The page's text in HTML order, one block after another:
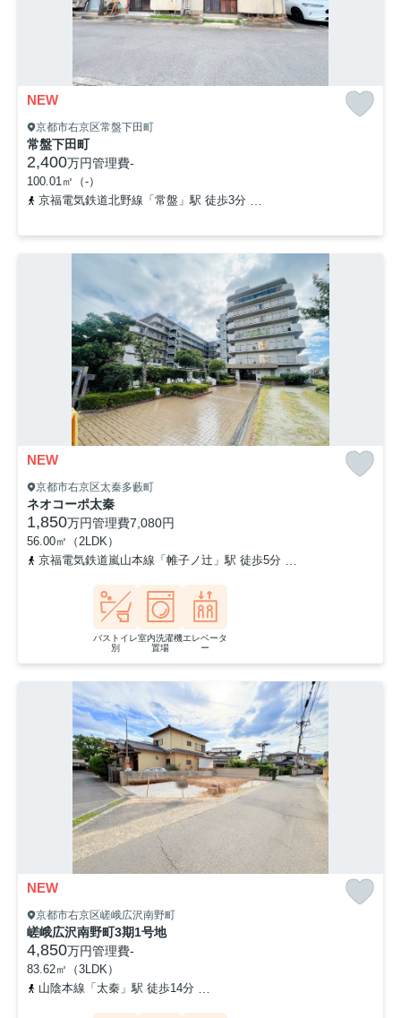
NEW
京都市右京区常盤下田町
常盤下田町
2,400万円管理費-
100.01㎡（-）
京福電気鉄道北野線「常盤」駅 徒歩3分
NEW
京都市右京区太秦多藪町
ネオコーポ太秦
1,850万円管理費7,080円
56.00㎡（2LDK）
京福電気鉄道嵐山本線「帷子ノ辻」駅 徒歩5分
バストイレ
別
室内洗濯機
置場
エレベータ
ー
NEW
京都市右京区嵯峨広沢南野町
嵯峨広沢南野町3期1号地
4,850万円管理費-
83.62㎡（3LDK）
山陰本線「太秦」駅 徒歩14分